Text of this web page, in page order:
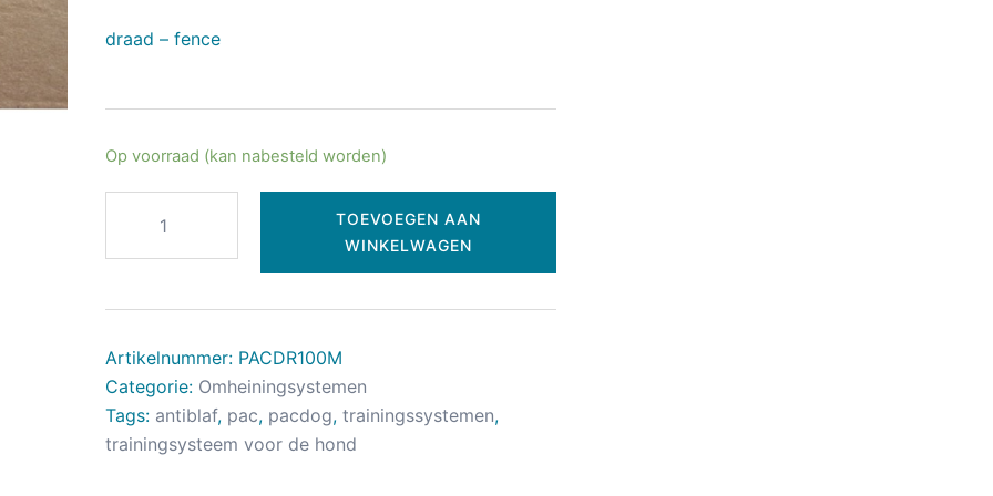
draad – fence
Op voorraad (kan nabesteld worden)
TOEVOEGEN AAN
WINKELWAGEN
Artikelnummer: PACDR100M
Categorie: Omheiningsystemen
Tags: antiblaf, pac, pacdog, trainingssystemen,
trainingsysteem voor de hond